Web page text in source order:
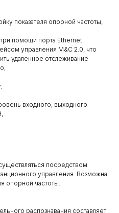
показателя опорной частоты,
помощи порта Ethernet,
управления M&C 2.0, что
удаленное отслеживание
входного, выходного
посредством
управления. Возможна
опорной частоты.
распознавания составляет